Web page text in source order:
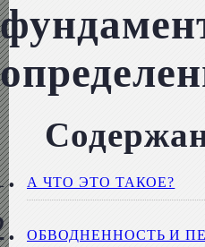
А ЧТО ЭТО ТАКОЕ?
ОБВОДНЕННОСТЬ И